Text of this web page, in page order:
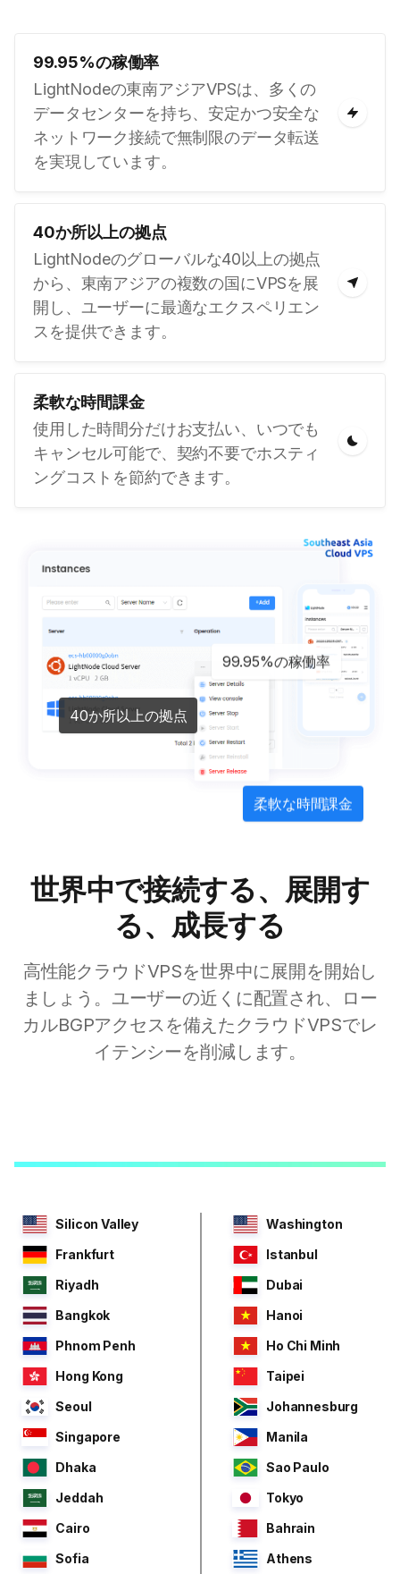
99.95%の稼働率
LightNodeの東南アジアVPSは、多くの
データセンターを持ち、安定かつ安全な
ネットワーク接続で無制限のデータ転送
を実現しています。
40か所以上の拠点
LightNodeのグローバルな40以上の拠点
から、東南アジアの複数の国にVPSを展
開し、ユーザーに最適なエクスペリエン
スを提供できます。
柔軟な時間課金
使用した時間分だけお支払い、いつでも
キャンセル可能で、契約不要でホスティ
ングコストを節約できます。
99.95%の稼働率
40か所以上の拠点
柔軟な時間課金
世界中で接続する、展開す
る、成長する
高性能クラウドVPSを世界中に展開を開始し
ましょう。ユーザーの近くに配置され、ロー
カルBGPアクセスを備えたクラウドVPSでレ
イテンシーを削減します。
Silicon Valley
Washington
Frankfurt
Istanbul
Riyadh
Dubai
Bangkok
Hanoi
Phnom Penh
Ho Chi Minh
Hong Kong
Taipei
Seoul
Johannesburg
Singapore
Manila
Dhaka
Sao Paulo
Jeddah
Tokyo
Cairo
Bahrain
Sofia
Athens